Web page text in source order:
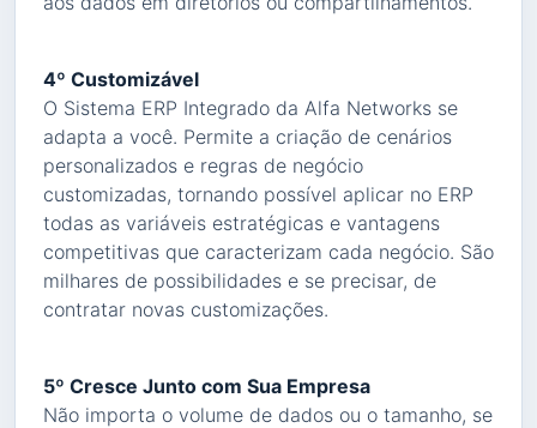
4º Customizável
O Sistema ERP Integrado da Alfa Networks se
adapta a você. Permite a criação de cenários
personalizados e regras de negócio
customizadas, tornando possível aplicar no ERP
todas as variáveis estratégicas e vantagens
competitivas que caracterizam cada negócio. São
milhares de possibilidades e se precisar, de
contratar novas customizações.
5º Cresce Junto com Sua Empresa
Não importa o volume de dados ou o tamanho, se